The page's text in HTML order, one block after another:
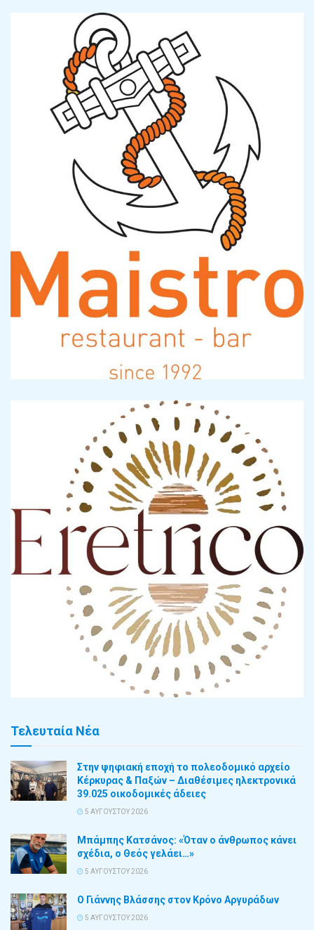
Τελευταία Νέα
Στην ψηφιακή εποχή το πολεοδομικό αρχείο
Κέρκυρας & Παξών – Διαθέσιμες ηλεκτρονικά
39.025 οικοδομικές άδειες
5 ΑΥΓΟΎΣΤΟΥ 2026
Μπάμπης Κατσάνος: «Όταν ο άνθρωπος κάνει
σχέδια, ο Θεός γελάει…»
5 ΑΥΓΟΎΣΤΟΥ 2026
Ο Γιάννης Βλάσσης στον Κρόνο Αργυράδων
5 ΑΥΓΟΎΣΤΟΥ 2026